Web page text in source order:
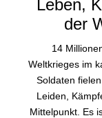
Leben,
der
14
Weltkrieges im
Soldaten
Leiden,
Mittelpunkt. Es